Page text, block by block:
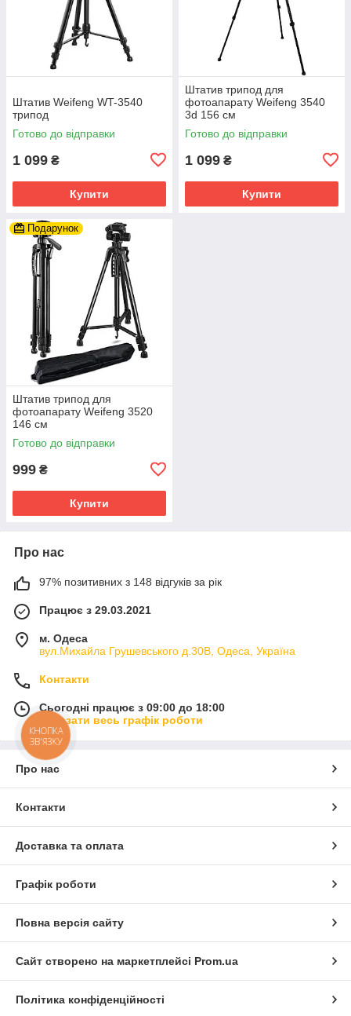
Штатив Weifeng WT-3540
трипод
Готово до відправки
1 099 ₴
Купити
Штатив трипод для
фотоапарату Weifeng 3540
3d 156 см
Готово до відправки
1 099 ₴
Купити
Подарунок
Штатив трипод для
фотоапарату Weifeng 3520
146 см
Готово до відправки
999 ₴
Купити
Про нас
97% позитивних з 148 відгуків за рік
Працює з 29.03.2021
м. Одеса
вул.Михайла Грушевського д.30В, Одеса, Україна
Контакти
Сьогодні працює з 09:00 до 18:00
Показати весь графік роботи
Про нас
Контакти
Доставка та оплата
Графік роботи
Повна версія сайту
Сайт створено на маркетплейсі Prom.ua
Політика конфіденційності
КНОПКА
ЗВ'ЯЗКУ